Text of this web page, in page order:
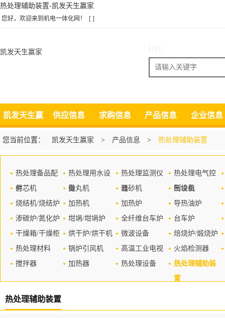
热处理辅助装置-凯发天生赢家
您好，欢迎来到机电一体化网！ [ ]
凯发天生赢家
搜索
凯发天生赢
家
供应信息 求购信息 产品信息 企业信息
您当前位置： 凯发天生赢家 > 产品信息 > 热处理辅助装置
热处理备品配
件
热处理用水设
备
热处理监测仪
器
热处理电气控
制设备
射芯机 抛丸机 混砂机
压块机
烧结机/烧结炉
加热机 加热炉
导热油炉
渗碳炉/氮化炉
坩埚/坩埚炉 全纤维台车炉
台车炉
干燥箱/干燥柜
烘干炉/烘干机 微波设备
焙烧炉/煅烧炉
热处理材料
锅炉引风机 高温工业电视
火焰检测器
搅拌器
加热器 热处理设备
热处理辅助装
置
热处理辅助装置